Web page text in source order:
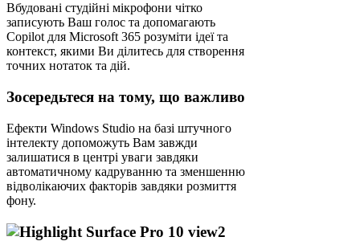
Вбудовані студійні мікрофони чітко
записують Ваш голос та допомагають
Copilot для Microsoft 365 розуміти ідеї та
контекст, якими Ви ділитесь для створення
точних нотаток та дій.
Зосередьтеся на тому, що важливо
Ефекти Windows Studio на базі штучного
інтелекту допоможуть Вам завжди
залишатися в центрі уваги завдяки
автоматичному кадруванню та зменшенню
відволікаючих факторів завдяки розмиття
фону.